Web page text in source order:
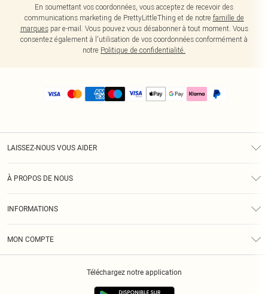
En soumettant vos coordonnées, vous acceptez de recevoir des
communications marketing de PrettyLittleThing et de notre famille de
marquespar e-mail. Vous pouvez vous désabonner à tout moment. Vous
consentez également à l'utilisation de vos coordonnées conformément à
notre Politique de confidentialité.
LAISSEZ-NOUS VOUS AIDER
À PROPOS DE NOUS
INFORMATIONS
MON COMPTE
Téléchargez notre application